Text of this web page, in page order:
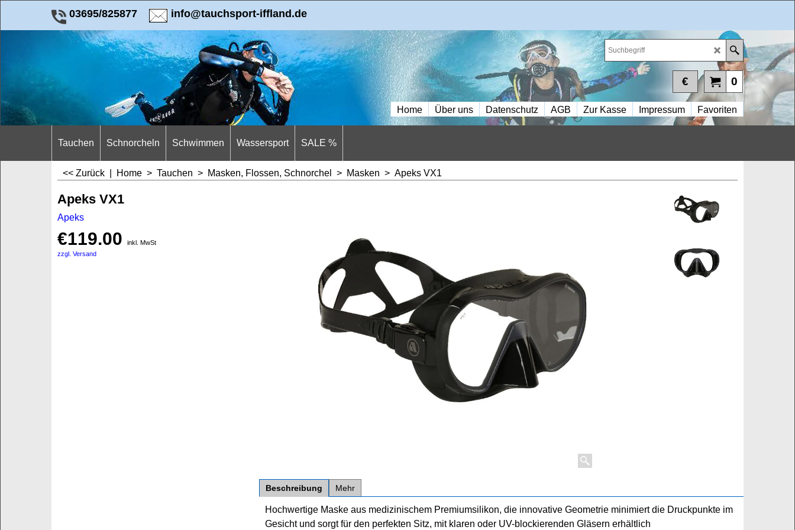
03695/825877 info@tauchsport-iffland.de
0
€
Home Über uns Datenschutz AGB Zur Kasse Impressum Favoriten
Tauchen Schnorcheln Schwimmen Wassersport SALE %
<< Zurück Home > Tauchen > Masken, Flossen, Schnorchel > Masken > Apeks VX1
Apeks VX1
Apeks
€119.00
inkl. MwSt
zzgl. Versand
Beschreibung Mehr
Hochwertige Maske aus medizinischem Premiumsilikon, die innovative Geometrie minimiert die Druckpunkte im
Gesicht und sorgt für den perfekten Sitz, mit klaren oder UV-blockierenden Gläsern erhältlich